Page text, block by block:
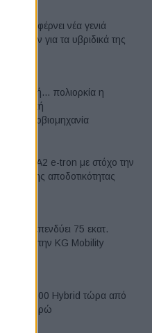
Η Toyota φέρνει νέα γενιά
μπαταριών για τα υβριδικά της
Σε κινεζική… πολιορκία η
ευρωπαϊκή
αυτοκινητοβιομηχανία
Νέο Audi A2 e-tron με στόχο την
κορυφή της αποδοτικότητας
Η Chery επενδύει 75 εκατ.
δολάρια στην KG Mobility
Το FIAT 500 Hybrid τώρα από
18.990 ευρώ